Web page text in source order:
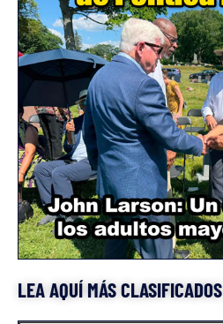
LEA AQUÍ MÁS CLASIFICADOS